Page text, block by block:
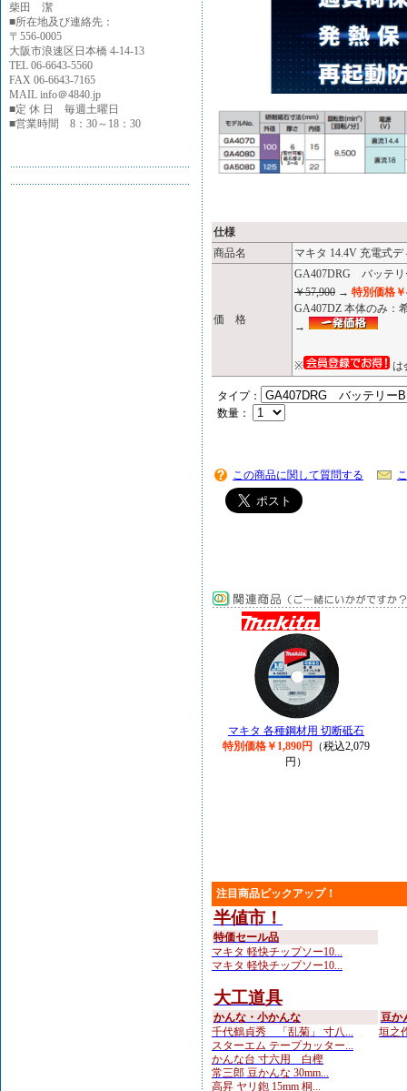
柴田 潔
■所在地及び連絡先：
〒556-0005
大阪市浪速区日本橋 4-14-13
TEL 06-6643-5560
FAX 06-6643-7165
MAIL info＠4840.jp
■定 休 日 毎週土曜日
■営業時間 8：30～18：30
仕様
商品名
マキタ 14.4V 充電式
価 格
GA407DRG バッテリ
￥57,900 → 特別価格￥
GA407DZ 本体のみ：
→
※ は
タイプ：
数量：
この商品に関して質問する
マキタ 各種鋼材用 切断砥石
特別価格￥1,890円
（税込2,079
円）
注目商品ピックアップ！
半値市！
特価セール品
マキタ 軽快チップソー10...
マキタ 軽快チップソー10...
大工道具
かんな・小かんな
千代鶴貞秀 「乱菊」 寸八...
スターエム テープカッター...
かんな台 寸六用 白樫
常三郎 豆かんな 30mm...
高昇 ヤリ鉋 15mm 桐...
豆か
垣之